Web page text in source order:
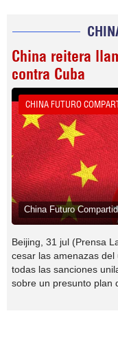
China reitera
contra Cuba
CHINA FUTURO
China Futuro
Beijing, 31 jul (Prensa
cesar las amenazas
todas las sanciones
sobre un presunto plan